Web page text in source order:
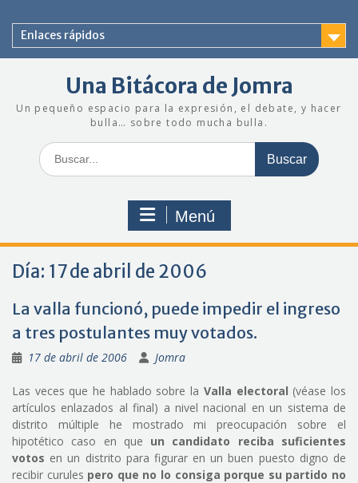
contenido
Enlaces rápidos
Una Bitácora de Jomra
Un pequeño espacio para la expresión, el debate, y hacer
bulla… sobre todo mucha bulla.
Buscar:
Menú
Día: 17 de abril de 2006
La valla funcionó, puede impedir el ingreso
a tres postulantes muy votados.
17 de abril de 2006 Jomra
Las veces que he hablado sobre la Valla electoral (véase los
artículos enlazados al final) a nivel nacional en un sistema de
distrito múltiple he mostrado mi preocupación sobre el
hipotético caso en que un candidato reciba suficientes
votos en un distrito para figurar en un buen puesto digno de
recibir curules pero que no lo consiga porque su partido no